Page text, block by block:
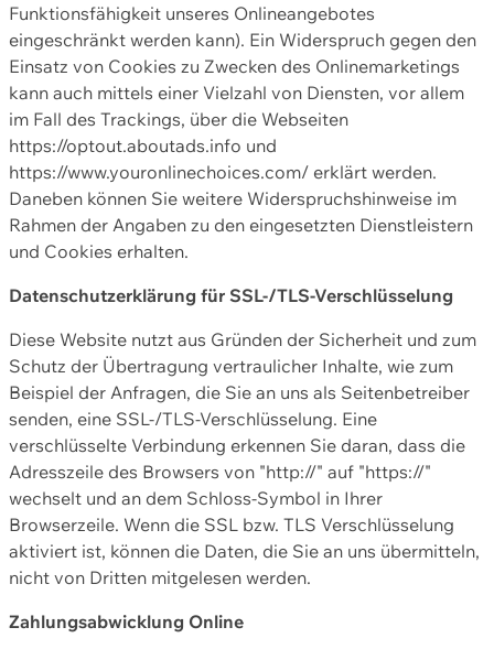
Funktionsfähigkeit unseres Onlineangebotes
eingeschränkt werden kann). Ein Widerspruch gegen den
Einsatz von Cookies zu Zwecken des Onlinemarketings
kann auch mittels einer Vielzahl von Diensten, vor allem
im Fall des Trackings, über die Webseiten
https://optout.aboutads.info und
https://www.youronlinechoices.com/ erklärt werden.
Daneben können Sie weitere Widerspruchshinweise im
Rahmen der Angaben zu den eingesetzten Dienstleistern
und Cookies erhalten.
Datenschutzerklärung für SSL-/TLS-Verschlüsselung
Diese Website nutzt aus Gründen der Sicherheit und zum
Schutz der Übertragung vertraulicher Inhalte, wie zum
Beispiel der Anfragen, die Sie an uns als Seitenbetreiber
senden, eine SSL-/TLS-Verschlüsselung. Eine
verschlüsselte Verbindung erkennen Sie daran, dass die
Adresszeile des Browsers von "http://" auf "https://"
wechselt und an dem Schloss-Symbol in Ihrer
Browserzeile. Wenn die SSL bzw. TLS Verschlüsselung
aktiviert ist, können die Daten, die Sie an uns übermitteln,
nicht von Dritten mitgelesen werden.
Zahlungsabwicklung Online